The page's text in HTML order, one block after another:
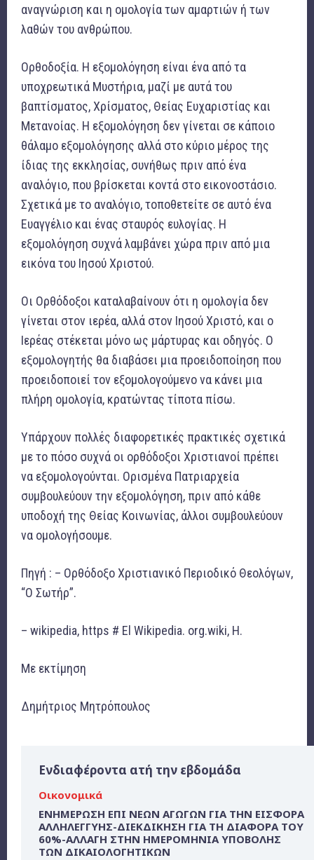
αναγνώριση και η ομολογία των αμαρτιών ή των
λαθών του ανθρώπου.
Ορθοδοξία. Η εξομολόγηση είναι ένα από τα
υποχρεωτικά Μυστήρια, μαζί με αυτά του
βαπτίσματος, Χρίσματος, Θείας Ευχαριστίας και
Μετανοίας. Η εξομολόγηση δεν γίνεται σε κάποιο
θάλαμο εξομολόγησης αλλά στο κύριο μέρος της
ίδιας της εκκλησίας, συνήθως πριν από ένα
αναλόγιο, που βρίσκεται κοντά στο εικονοστάσιο.
Σχετικά με το αναλόγιο, τοποθετείτε σε αυτό ένα
Ευαγγέλιο και ένας σταυρός ευλογίας. Η
εξομολόγηση συχνά λαμβάνει χώρα πριν από μια
εικόνα του Ιησού Χριστού.
Οι Ορθόδοξοι καταλαβαίνουν ότι η ομολογία δεν
γίνεται στον ιερέα, αλλά στον Ιησού Χριστό, και ο
Ιερέας στέκεται μόνο ως μάρτυρας και οδηγός. Ο
εξομολογητής θα διαβάσει μια προειδοποίηση που
προειδοποιεί τον εξομολογούμενο να κάνει μια
πλήρη ομολογία, κρατώντας τίποτα πίσω.
Υπάρχουν πολλές διαφορετικές πρακτικές σχετικά
με το πόσο συχνά οι ορθόδοξοι Χριστιανοί πρέπει
να εξομολογούνται. Ορισμένα Πατριαρχεία
συμβουλεύουν την εξομολόγηση, πριν από κάθε
υποδοχή της Θείας Κοινωνίας, άλλοι συμβουλεύουν
να ομολογήσουμε.
Πηγή : – Ορθόδοξο Χριστιανικό Περιοδικό Θεολόγων,
“Ο Σωτήρ”.
– wikipedia, https # El Wikipedia. org.wiki, H.
Με εκτίμηση
Δημήτριος Μητρόπουλος
Ενδιαφέροντα ατή την εβδομάδα
Οικονομικά
ΕΝΗΜΕΡΩΣΗ ΕΠΙ ΝΕΩΝ ΑΓΩΓΩΝ ΓΙΑ ΤΗΝ ΕΙΣΦΟΡΑ
ΑΛΛΗΛΕΓΓΥΗΣ-ΔΙΕΚΔΙΚΗΣΗ ΓΙΑ ΤΗ ΔΙΑΦΟΡΑ ΤΟΥ
60%-ΑΛΛΑΓΗ ΣΤΗΝ ΗΜΕΡΟΜΗΝΙΑ ΥΠΟΒΟΛΗΣ
ΤΩΝ ΔΙΚΑΙΟΛΟΓΗΤΙΚΩΝ